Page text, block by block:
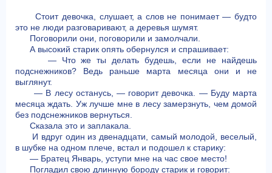
Стоит девочка, слушает, а слов не понимает — будто
это не люди разговаривают, а деревья шумят.
Поговорили они, поговорили и замолчали.
А высокий старик опять обернулся и спрашивает:
— Что же ты делать будешь, если не найдешь
подснежников? Ведь раньше марта месяца они и не
выглянут.
— В лесу останусь, — говорит девочка. — Буду марта
месяца ждать. Уж лучше мне в лесу замерзнуть, чем домой
без подснежников вернуться.
Сказала это и заплакала.
И вдруг один из двенадцати, самый молодой, веселый,
в шубке на одном плече, встал и подошел к старику:
— Братец Январь, уступи мне на час свое место!
Погладил свою длинную бороду старик и говорит: